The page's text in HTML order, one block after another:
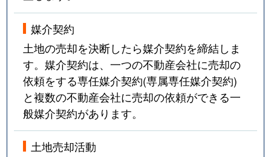
媒介契約
土地の売却を決断したら媒介契約を締結しま
す。媒介契約は、一つの不動産会社に売却の
依頼をする専任媒介契約(専属専任媒介契約)
と複数の不動産会社に売却の依頼ができる一
般媒介契約があります。
土地売却活動